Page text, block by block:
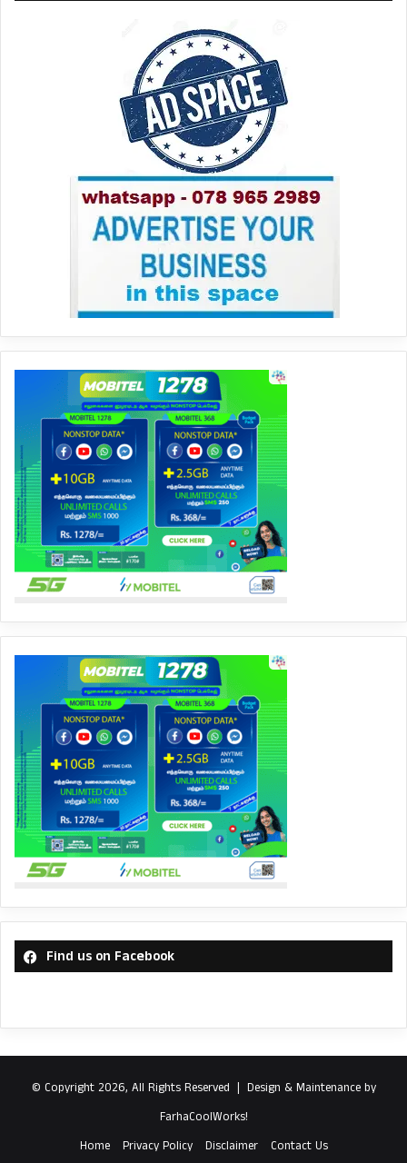
Find us on Facebook
© Copyright 2026, All Rights Reserved | Design & Maintenance by
FarhaCoolWorks!
Home
Privacy Policy Disclaimer Contact Us